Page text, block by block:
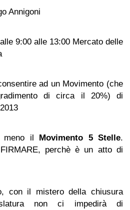
Annigoni
9:00 alle 13:00 Mercato delle
ad un Movimento (che
di circa il 20%) di
meno il Movimento 5 Stelle.
perchè è un atto di
con il mistero della chiusura
non ci impedirà di